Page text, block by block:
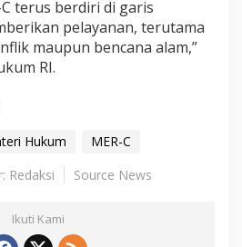
terus berdiri di garis
pelayanan, terutama
maupun bencana alam,”
RI.
Hukum
MER-C
Redaksi Source News
Ikuti Kami